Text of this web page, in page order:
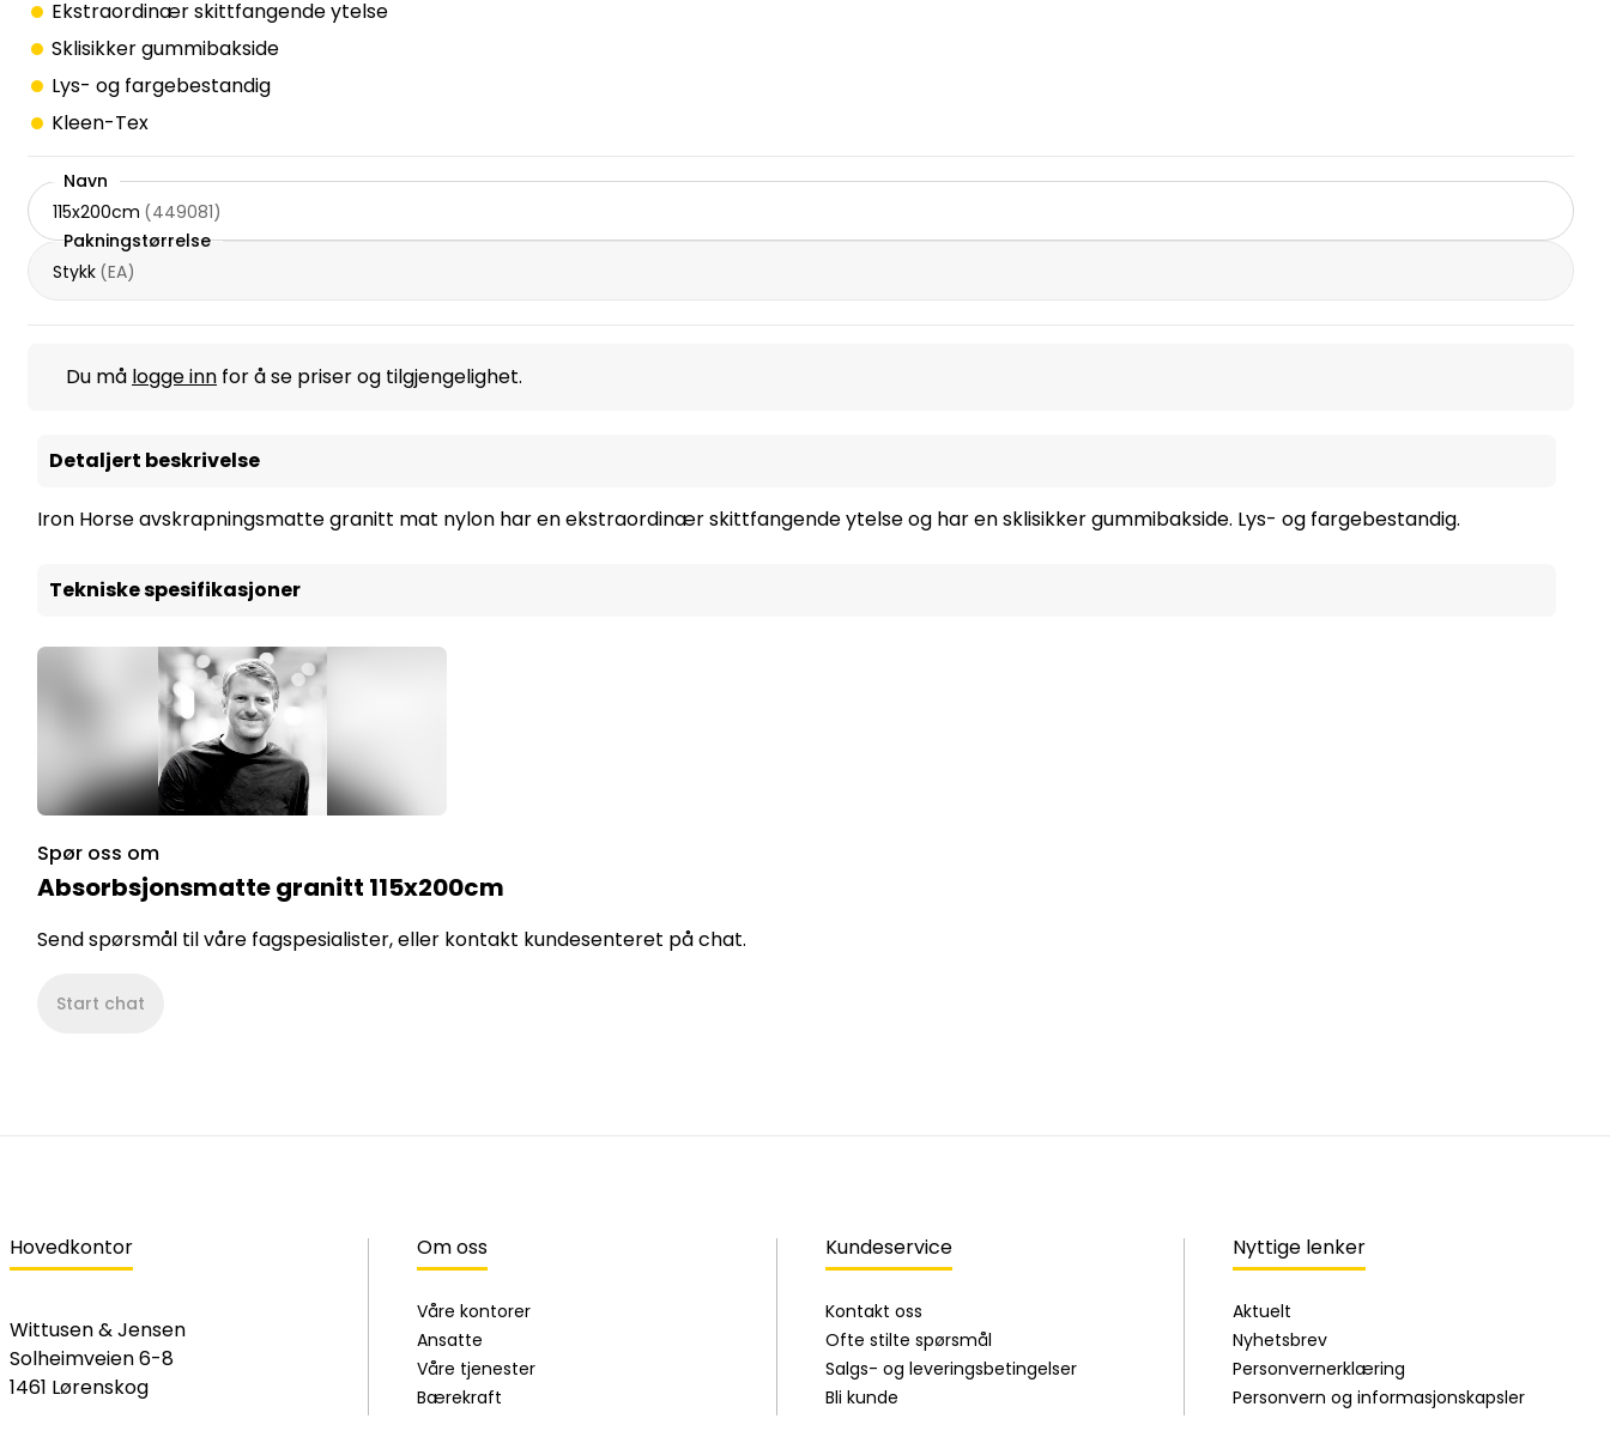
Ekstraordinær skittfangende ytelse
Sklisikker gummibakside
Lys- og fargebestandig
Kleen-Tex
Navn
115x200cm (449081)
Pakningstørrelse
Stykk (EA)
Du må logge inn for å se priser og tilgjengelighet.
Detaljert beskrivelse
Iron Horse avskrapningsmatte granitt mat nylon har en ekstraordinær skittfangende ytelse og har en sklisikker gummibakside. Lys- og fargebestandig.
Tekniske spesifikasjoner
Spør oss om
Absorbsjonsmatte granitt 115x200cm
Send spørsmål til våre fagspesialister, eller kontakt kundesenteret på chat.
Start chat
Hovedkontor
Wittusen & Jensen
Solheimveien 6-8
1461 Lørenskog
Om oss
Våre kontorer
Ansatte
Våre tjenester
Bærekraft
Kundeservice
Kontakt oss
Ofte stilte spørsmål
Salgs- og leveringsbetingelser
Bli kunde
Nyttige lenker
Aktuelt
Nyhetsbrev
Personvernerklæring
Personvern og informasjonskapsler